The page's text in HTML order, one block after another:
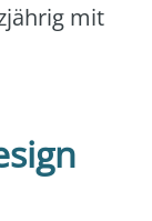
mit